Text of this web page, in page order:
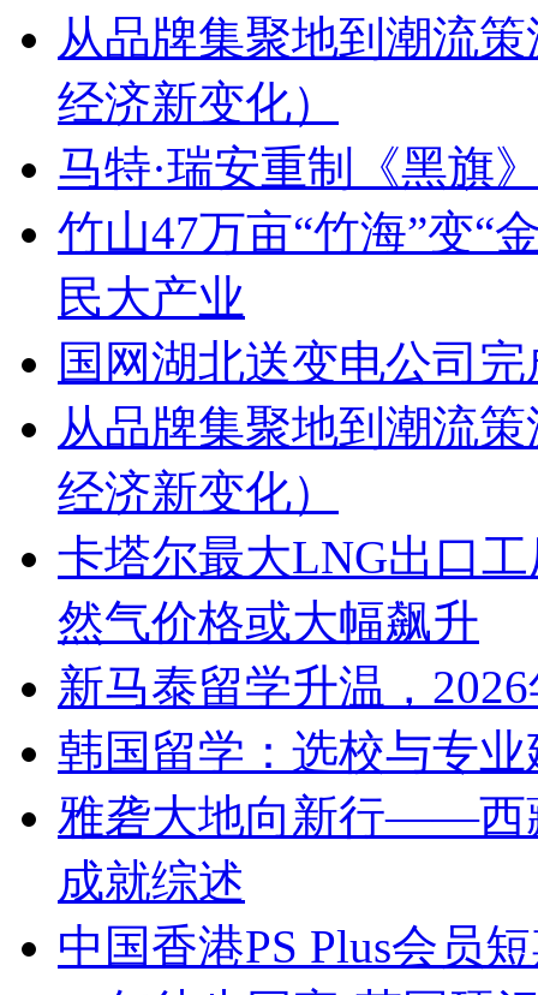
从品牌集聚地到潮流
经济新变化）
马特·瑞安重制《黑旗
竹山47万亩“竹海”变
民大产业
国网湖北送变电公司
从品牌集聚地到潮流
经济新变化）
卡塔尔最大LNG出口
然气价格或大幅飙升
新马泰留学升温，
韩国留学：选校与专业
雅砻大地向新行——西
成就综述
中国香港PS Plus会员